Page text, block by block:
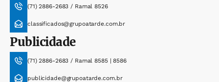
(71) 2886-2683 / Ramal 8526
classificados@grupoatarde.com.br
Publicidade
(71) 2886-2683 / Ramal 8585 | 8586
publicidade@grupoatarde.com.br